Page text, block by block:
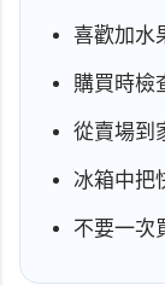
喜歡加水
購買時檢
從賣場到
冰箱中把
不要一次